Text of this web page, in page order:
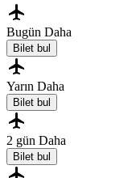
Bugün Daha
Bilet bul
Yarın Daha
Bilet bul
2 gün Daha
Bilet bul